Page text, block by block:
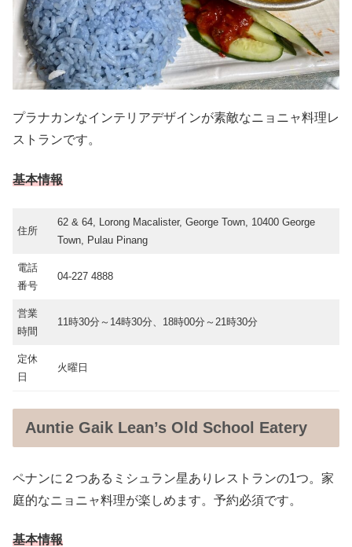
プラナカンなインテリアデザインが素敵なニョニャ料理レ
ストランです。
基本情報
住所
62 & 64, Lorong Macalister, George Town, 10400 George
Town, Pulau Pinang
電話
番号
04-227 4888
営業
時間
11時30分～14時30分、18時00分～21時30分
定休
日
火曜日
Auntie Gaik Lean’s Old School Eatery
ペナンに２つあるミシュラン星ありレストランの1つ。家
庭的なニョニャ料理が楽しめます。予約必須です。
基本情報